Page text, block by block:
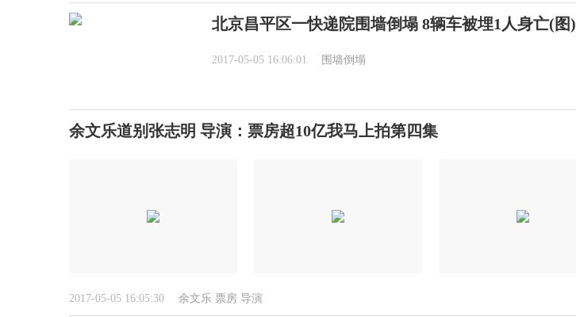
北京昌平区一快递院围墙倒塌 8辆车被埋1人身亡(图)
2017-05-05 16:06:01 围墙倒塌
余文乐道别张志明 导演：票房超10亿我马上拍第四集
2017-05-05 16:05:30 余文乐 票房 导演